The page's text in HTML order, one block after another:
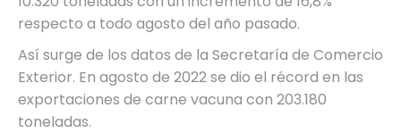
respecto a todo agosto del año pasado.
Así surge de los datos de la Secretaría de Comercio
Exterior. En agosto de 2022 se dio el récord en las
exportaciones de carne vacuna con 203.180
toneladas.